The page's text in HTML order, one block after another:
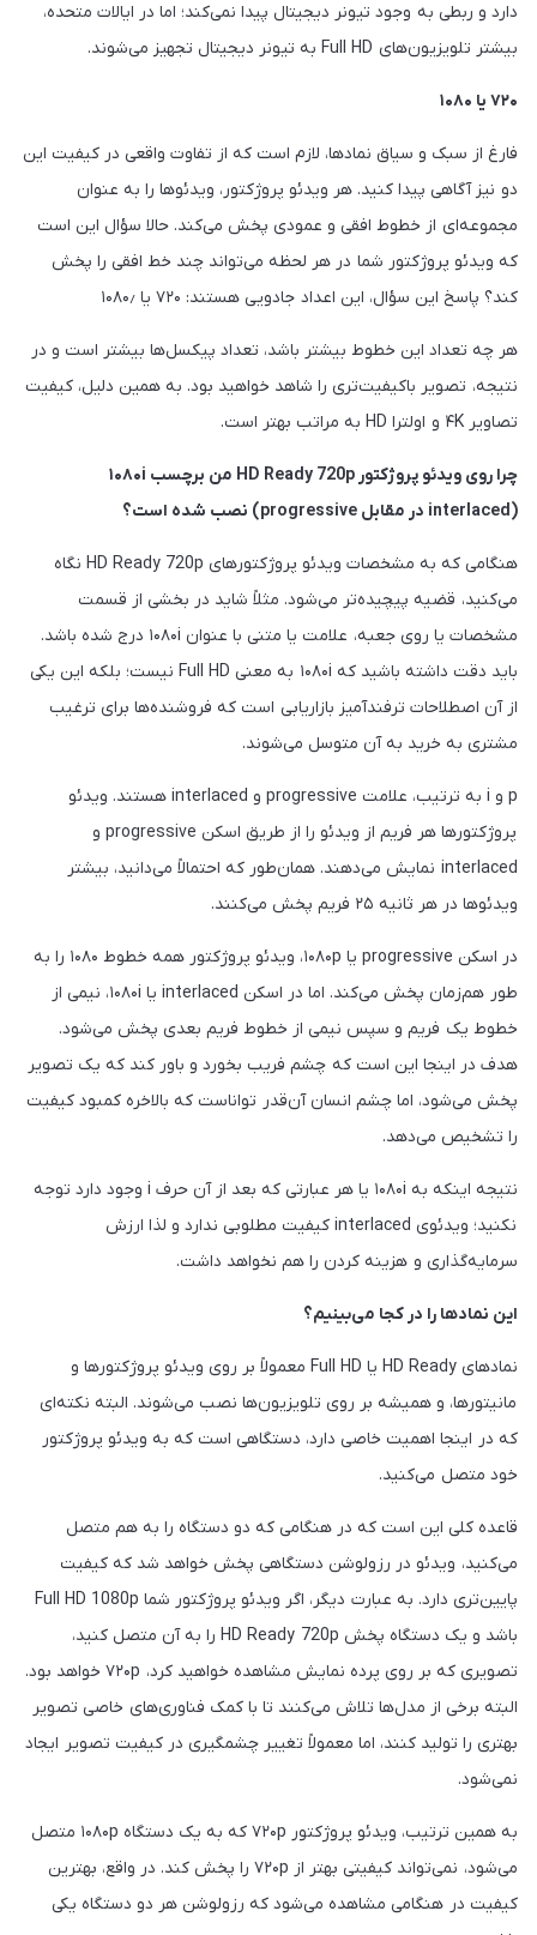
دارد و ربطی به وجود تیونر دیجیتال پیدا نمی‌کند؛ اما در ایالات متحده،
بیشتر تلویزیون‌های Full HD به تیونر دیجیتال تجهیز می‌شوند.
۷۲۰ یا ۱۰۸۰
فارغ از سبک و سیاق نمادها، لازم است که از تفاوت واقعی در کیفیت این
دو نیز آگاهی پیدا کنید. هر ویدئو پروژکتور، ویدئوها را به عنوان
مجموعه‌ای از خطوط افقی و عمودی پخش می‌کند. حالا سؤال این است
که ویدئو پروژکتور شما در هر لحظه می‌تواند چند خط افقی را پخش
کند؟ پاسخ این سؤال، این اعداد جادویی هستند: ۷۲۰ یا ۱۰۸۰٫
هر چه تعداد این خطوط بیشتر باشد، تعداد پیکسل‌ها بیشتر است و در
نتیجه، تصویر باکیفیت‌تری را شاهد خواهید بود. به همین دلیل، کیفیت
تصاویر ۴K و اولترا HD به مراتب بهتر است.
چرا روی ویدئو پروژکتور HD Ready 720p من برچسب ۱۰۸۰i
(interlaced در مقابل progressive) نصب شده است؟
هنگامی که به مشخصات ویدئو پروژکتورهای HD Ready 720p نگاه
می‌کنید، قضیه پیچیده‌تر می‌شود. مثلاً شاید در بخشی از قسمت
مشخصات یا روی جعبه، علامت یا متنی با عنوان ۱۰۸۰i درج شده باشد.
باید دقت داشته باشید که ۱۰۸۰i به معنی Full HD نیست؛ بلکه این یکی
از آن اصطلاحات ترفندآمیز بازاریابی است که فروشنده‌ها برای ترغیب
مشتری به خرید به آن متوسل می‌شوند.
p و i به ترتیب، علامت progressive و interlaced هستند. ویدئو
پروژکتورها هر فریم از ویدئو را از طریق اسکن progressive و
interlaced نمایش می‌دهند. همان‌طور که احتمالاً می‌دانید، بیشتر
ویدئوها در هر ثانیه ۲۵ فریم پخش می‌کنند.
در اسکن progressive یا ۱۰۸۰p، ویدئو پروژکتور همه خطوط ۱۰۸۰ را به
طور هم‌زمان پخش می‌کند. اما در اسکن interlaced یا ۱۰۸۰i، نیمی از
خطوط یک فریم و سپس نیمی از خطوط فریم بعدی پخش می‌شود.
هدف در اینجا این است که چشم فریب بخورد و باور کند که یک تصویر
پخش می‌شود، اما چشم انسان آن‌قدر تواناست که بالاخره کمبود کیفیت
را تشخیص می‌دهد.
نتیجه اینکه به ۱۰۸۰i یا هر عبارتی که بعد از آن حرف i وجود دارد توجه
نکنید؛ ویدئوی interlaced کیفیت مطلوبی ندارد و لذا ارزش
سرمایه‌گذاری و هزینه کردن را هم نخواهد داشت.
این نمادها را در کجا می‌بینیم؟
نمادهای HD Ready یا Full HD معمولاً بر روی ویدئو پروژکتورها و
مانیتورها، و همیشه بر روی تلویزیون‌ها نصب می‌شوند. البته نکته‌ای
که در اینجا اهمیت خاصی دارد، دستگاهی است که به ویدئو پروژکتور
خود متصل می‌کنید.
قاعده کلی این است که در هنگامی که دو دستگاه را به هم متصل
می‌کنید، ویدئو در رزولوشن دستگاهی پخش خواهد شد که کیفیت
پایین‌تری دارد. به عبارت دیگر، اگر ویدئو پروژکتور شما Full HD 1080p
باشد و یک دستگاه پخش HD Ready 720p را به آن متصل کنید،
تصویری که بر روی پرده نمایش مشاهده خواهید کرد، ۷۲۰p خواهد بود.
البته برخی از مدل‌ها تلاش می‌کنند تا با کمک فناوری‌های خاصی تصویر
بهتری را تولید کنند، اما معمولاً تغییر چشمگیری در کیفیت تصویر ایجاد
نمی‌شود.
به همین ترتیب، ویدئو پروژکتور ۷۲۰p که به یک دستگاه ۱۰۸۰p متصل
می‌شود، نمی‌تواند کیفیتی بهتر از ۷۲۰p را پخش کند. در واقع، بهترین
کیفیت در هنگامی مشاهده می‌شود که رزولوشن هر دو دستگاه یکی